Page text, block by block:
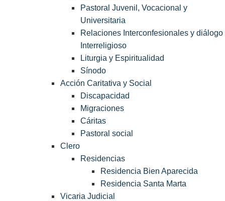
Pastoral Juvenil, Vocacional y
Universitaria
Relaciones Interconfesionales y diálogo
Interreligioso
Liturgia y Espiritualidad
Sínodo
Acción Caritativa y Social
Discapacidad
Migraciones
Cáritas
Pastoral social
Clero
Residencias
Residencia Bien Aparecida
Residencia Santa Marta
Vicaria Judicial